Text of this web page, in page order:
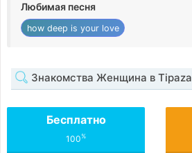
Любимая песня
how deep is your love
Знакомства Женщина в Tipaza
Бесплатно
100%